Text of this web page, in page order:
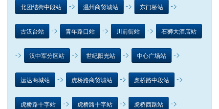
北团结街中段站 -> 温州商贸城站 -> 东门桥站 ->
古汉台站 -> 青年路口站 -> 川前街站 -> 石狮大酒店站
-> 汉中军分区站 -> 世纪阳光站 -> 中心广场站 ->
运达商城站 -> 虎桥路商贸城站 -> 虎桥路中段站 ->
虎桥路十字站 -> 虎桥路十字站 -> 虎桥西路站 ->